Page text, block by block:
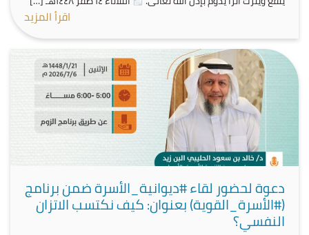
اقرأ المزيد
دعوة لحضور لقاء #ديوانية_الأسرة ضمن برنامج
(#الأسرة_القوية) بعنوان: كيف نكتسب الاتزان
النفسي؟